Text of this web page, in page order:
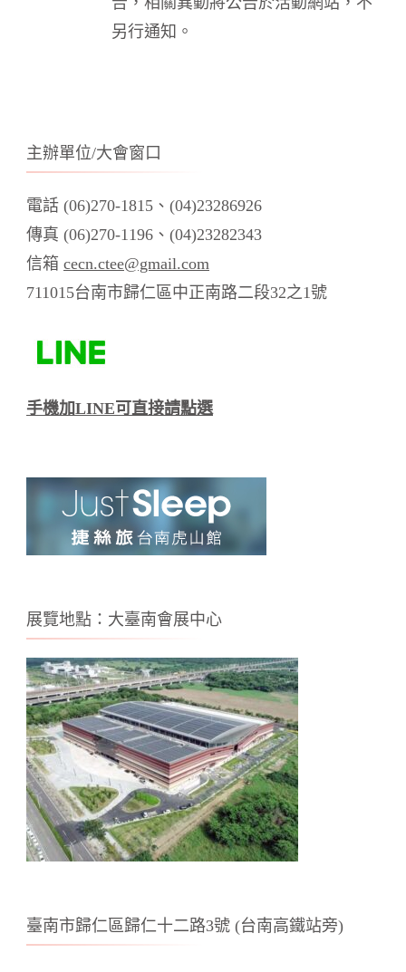
另行通知。
主辦單位/大會窗口
電話 (06)270-1815、(04)23286926
傳真 (06)270-1196、(04)23282343
信箱 cecn.ctee@gmail.com
711015台南市歸仁區中正南路二段32之1號
手機加LINE可直接請點選
展覽地點：大臺南會展中心
臺南市歸仁區歸仁十二路3號 (台南高鐵站旁)